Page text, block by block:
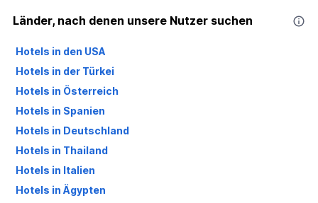
Länder, nach denen unsere Nutzer suchen
Hotels in den USA
Hotels in der Türkei
Hotels in Österreich
Hotels in Spanien
Hotels in Deutschland
Hotels in Thailand
Hotels in Italien
Hotels in Ägypten